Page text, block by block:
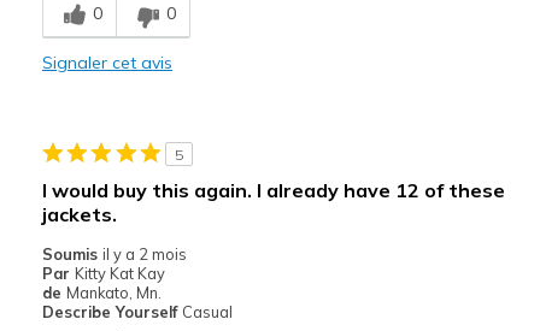
Comfortable
Casual Wear
Width
Sizing
0 0
Signaler cet avis
5
I would buy this again. I already have 12 of these
jackets.
Soumis il y a 2 mois
Par Kitty Kat Kay
de Mankato, Mn.
Describe Yourself Casual